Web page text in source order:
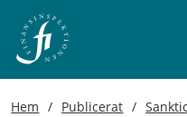
Hem Publicerat